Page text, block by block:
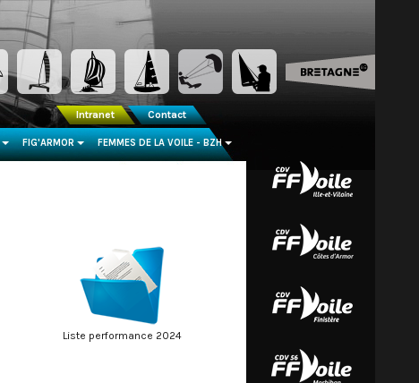
Liste performance 2024
Contact
Intranet
...
FIG'ARMOR
...
FEMMES DE LA VOILE - BZH
...